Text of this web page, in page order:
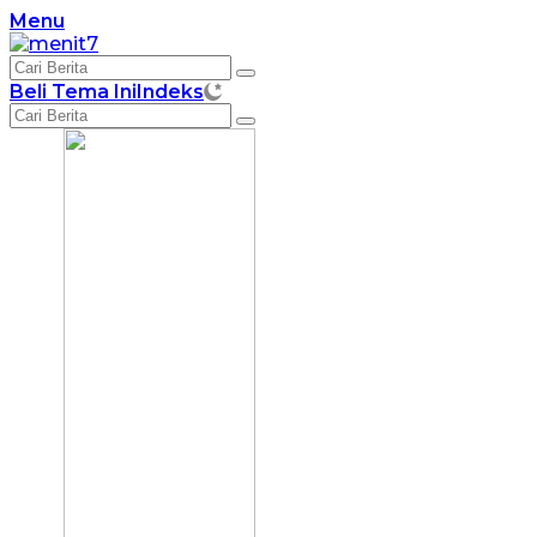
Langsung
ke
konten
Menu
Beli Tema IniIndeks